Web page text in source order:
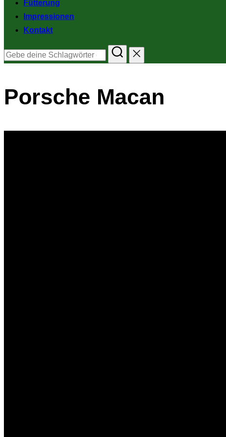
Fütterung
Impressionen
Kontakt
Suchen
nach:
Porsche Macan